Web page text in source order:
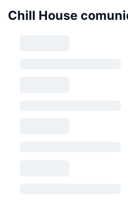
Chill House